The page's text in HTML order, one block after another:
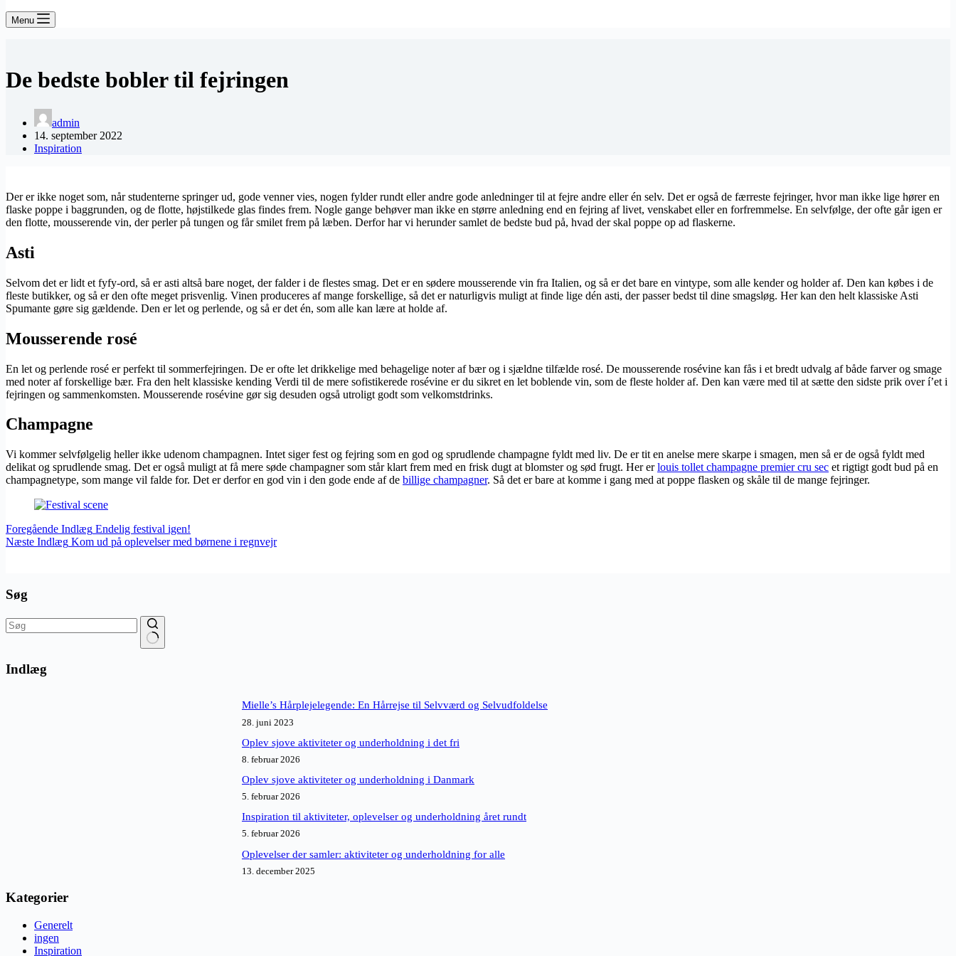
Menu
De bedste bobler til fejringen
admin
14. september 2022
Inspiration
Der er ikke noget som, når studenterne springer ud, gode venner vies, nogen fylder rundt eller andre gode anledninger til at fejre andre eller én selv. Det er også de færreste fejringer, hvor man ikke lige hører en
flaske poppe i baggrunden, og de flotte, højstilkede glas findes frem. Nogle gange behøver man ikke en større anledning end en fejring af livet, venskabet eller en forfremmelse. En selvfølge, der ofte går igen er
den flotte, mousserende vin, der perler på tungen og får smilet frem på læben. Derfor har vi herunder samlet de bedste bud på, hvad der skal poppe op ad flaskerne.
Asti
Selvom det er lidt et fyfy-ord, så er asti altså bare noget, der falder i de flestes smag. Det er en sødere mousserende vin fra Italien, og så er det bare en vintype, som alle kender og holder af. Den kan købes i de
fleste butikker, og så er den ofte meget prisvenlig. Vinen produceres af mange forskellige, så det er naturligvis muligt at finde lige dén asti, der passer bedst til dine smagsløg. Her kan den helt klassiske Asti
Spumante gøre sig gældende. Den er let og perlende, og så er det én, som alle kan lære at holde af.
Mousserende rosé
En let og perlende rosé er perfekt til sommerfejringen. De er ofte let drikkelige med behagelige noter af bær og i sjældne tilfælde rosé. De mousserende rosévine kan fås i et bredt udvalg af både farver og smage
med noter af forskellige bær. Fra den helt klassiske kending Verdi til de mere sofistikerede rosévine er du sikret en let boblende vin, som de fleste holder af. Den kan være med til at sætte den sidste prik over í’et i
fejringen og sammenkomsten. Mousserende rosévine gør sig desuden også utroligt godt som velkomstdrinks.
Champagne
Vi kommer selvfølgelig heller ikke udenom champagnen. Intet siger fest og fejring som en god og sprudlende champagne fyldt med liv. De er tit en anelse mere skarpe i smagen, men så er de også fyldt med
delikat og sprudlende smag. Det er også muligt at få mere søde champagner som står klart frem med en frisk dugt at blomster og sød frugt. Her erlouis tollet champagne premier cru sec et rigtigt godt bud på en
champagnetype, som mange vil falde for. Det er derfor en god vin i den gode ende af de billige champagner. Så det er bare at komme i gang med at poppe flasken og skåle til de mange fejringer.
Foregående Indlæg Endelig festival igen!
Næste Indlæg Kom ud på oplevelser med børnene i regnvejr
Søg
resultater
Indlæg
Mielle’s Hårplejelegende: En Hårrejse til Selvværd og Selvudfoldelse
28. juni 2023
Oplev sjove aktiviteter og underholdning i det fri
8. februar 2026
Oplev sjove aktiviteter og underholdning i Danmark
5. februar 2026
Inspiration til aktiviteter, oplevelser og underholdning året rundt
5. februar 2026
Oplevelser der samler: aktiviteter og underholdning for alle
13. december 2025
Kategorier
Generelt
ingen
Inspiration